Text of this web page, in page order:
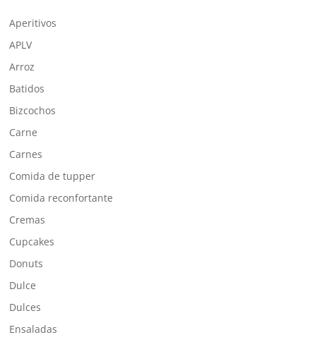
Aperitivos
APLV
Arroz
Batidos
Bizcochos
Carne
Carnes
Comida de tupper
Comida reconfortante
Cremas
Cupcakes
Donuts
Dulce
Dulces
Ensaladas